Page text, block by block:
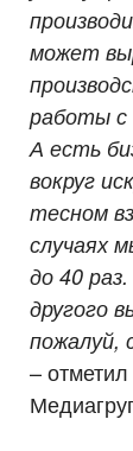
может
работы с
А есть
вокруг
тесном
случаях
до 40
другого
пожалуй,
–